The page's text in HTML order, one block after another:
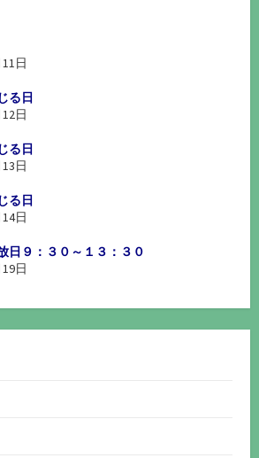
日
る日
日
る日
日
る日
日
日９：３０～１３：３０
日